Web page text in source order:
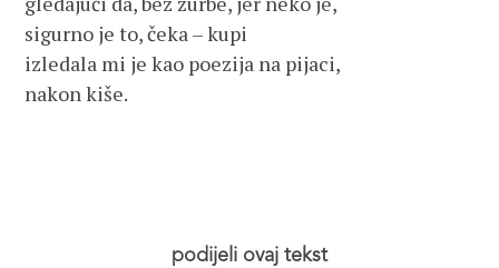
sigurno je to, čeka – kupi
izledala mi je kao poezija na pijaci,
nakon kiše.
podijeli ovaj tekst